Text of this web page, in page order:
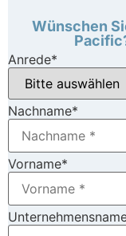
Wünschen
Anrede*
Nachname*
Vorname*